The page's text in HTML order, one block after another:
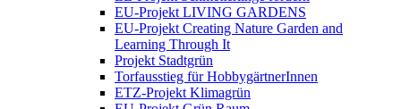
EU-Projekt LIVING GARDENS
EU-Projekt Creating Nature Garden and
Learning Through It
Projekt Stadtgrün
Torfausstieg für HobbygärtnerInnen
ETZ-Projekt Klimagrün